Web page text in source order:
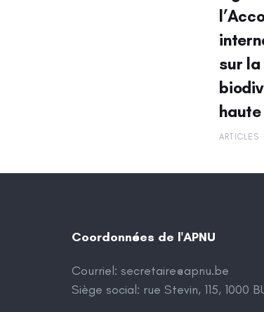
sur la
ARTICLES
Coordonnées de l'APNU
Courriel: secretaire@apnu.be
Siège social: rue Stevin, 115, 1000